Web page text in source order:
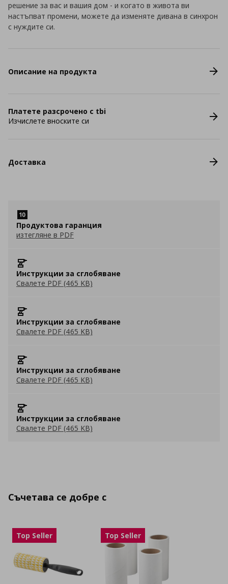
решение за вас и вашия дом - и когато в живота ви
настъпват промени, можете да изменяте дивана в синхрон
с нуждите си.
Описание на продукта
Платете разсрочено с tbi
Изчислете вноските си
Доставка
Продуктова гаранция
изтегляне в PDF
Инструкции за сглобяване
Свалете PDF (465 KB)
Инструкции за сглобяване
Свалете PDF (465 KB)
Инструкции за сглобяване
Свалете PDF (465 KB)
Инструкции за сглобяване
Свалете PDF (465 KB)
Съчетава се добре с
Top Seller Top Seller